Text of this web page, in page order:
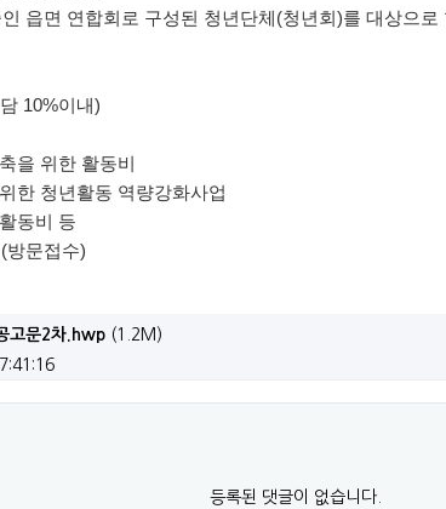
예고 공고
주기 사업 신청 안내 재공고
로그램 운영 지원사업 공모
참여자 모집 공고
) 결정(변경) 지형도면 승인 고시
읍면 연합회로 구성된 청년단체(청년회)를 대상으로
10%이내)
을 위한 활동비
한 청년활동 역량강화사업
동비 등
방문접수)
고문2차.hwp (1.2M)
등록된 댓글이 없습니다.